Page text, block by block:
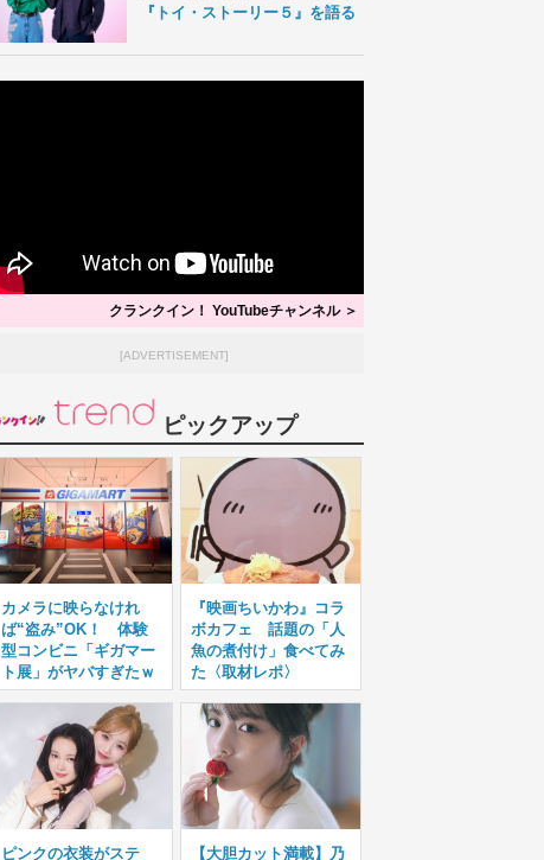
『トイ・ストーリー５』を語る
クランクイン！ YouTubeチャンネル ＞
[ADVERTISEMENT]
ピックアップ
カメラに映らなけれ
ば“盗み”OK！ 体験
型コンビニ「ギガマー
ト展」がヤバすぎたｗ
『映画ちいかわ』コラ
ボカフェ 話題の「人
魚の煮付け」食べてみ
た〈取材レポ〉
ピンクの衣装がステ 【大胆カット満載】乃